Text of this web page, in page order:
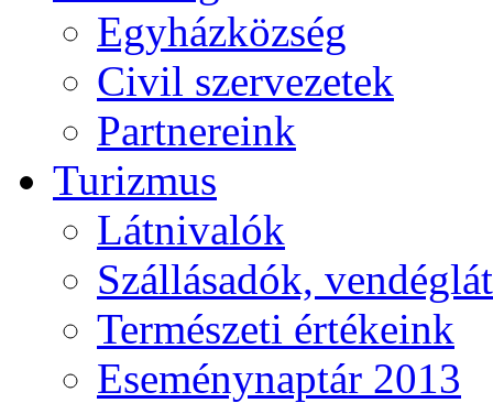
Egyházközség
Civil szervezetek
Partnereink
Turizmus
Látnivalók
Szállásadók,
Természeti értékeink
Eseménynaptár 2013